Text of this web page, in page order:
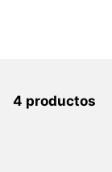
4 productos